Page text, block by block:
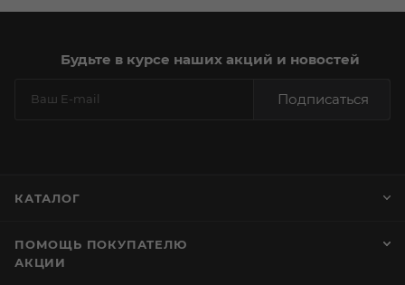
Будьте в курсе наших акций и новостей
Подписаться
КАТАЛОГ
ПОМОЩЬ ПОКУПАТЕЛЮ
АКЦИИ